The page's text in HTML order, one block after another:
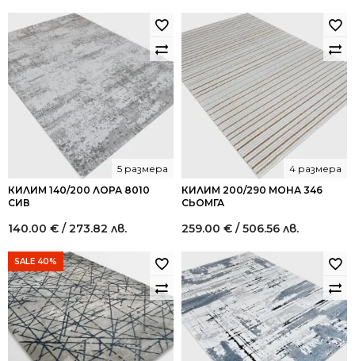
КИЛИМ 140/200 ЛОРА 8010
СИВ
5 размера
140.00 € / 273.82 лв.
КИЛИМ 200/290 МОНА 346
СЬОМГА
4 размера
259.00 € / 506.56 лв.
SALE 40%